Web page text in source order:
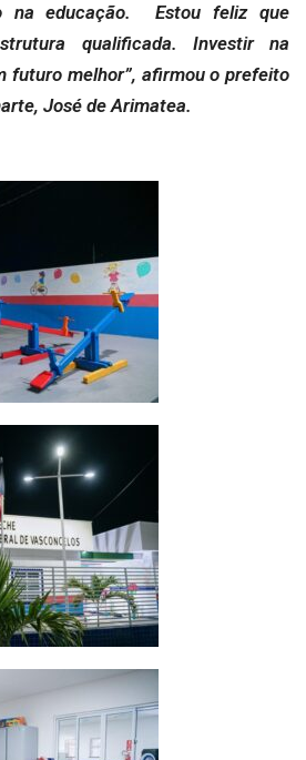
na educação. Estou feliz que
qualificada. Investir na
futuro melhor”, afirmou o prefeito
José de Arimatea.